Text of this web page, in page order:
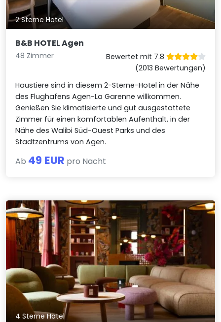
2 Sterne Hotel
B&B HOTEL Agen
48 Zimmer
Bewertet mit 7.8
(2013 Bewertungen)
Haustiere sind in diesem 2-Sterne-Hotel in der Nähe
des Flughafens Agen-La Garenne willkommen.
Genießen Sie klimatisierte und gut ausgestattete
Zimmer für einen komfortablen Aufenthalt, in der
Nähe des Walibi Süd-Ouest Parks und des
Stadtzentrums von Agen.
Ab 49 EUR pro Nacht
4 Sterne Hotel